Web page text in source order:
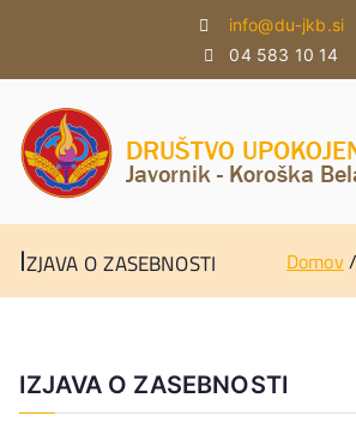
vsebino
info@du-jkb.si
04 583 10 14
Izjava o zasebnosti Domov
IZJAVA O ZASEBNOSTI